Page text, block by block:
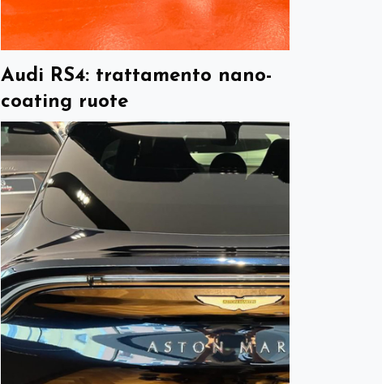
Audi RS4: trattamento nano-
coating ruote